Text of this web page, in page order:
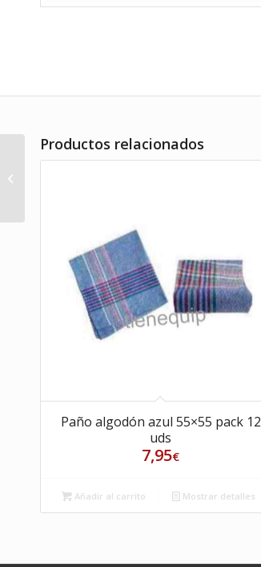
Productos relacionados
Paño algodón azul 55×55 pack 12
uds
7,95€
Añadir al carrito Mostrar detalles